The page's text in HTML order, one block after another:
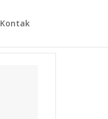
Kontak